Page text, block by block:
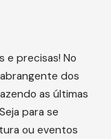
e precisas! No
dos
as últimas
para se
ou eventos